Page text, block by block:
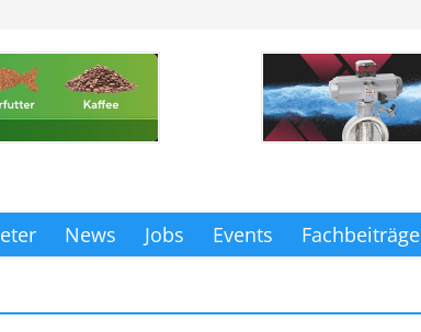
News Jobs Events Fachbeiträge